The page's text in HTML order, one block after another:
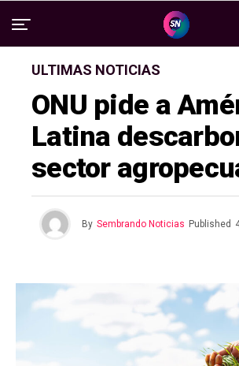
ULTIMAS NOTICIAS
ONU pide a
Latina
sector
By Sembrando Noticias Published